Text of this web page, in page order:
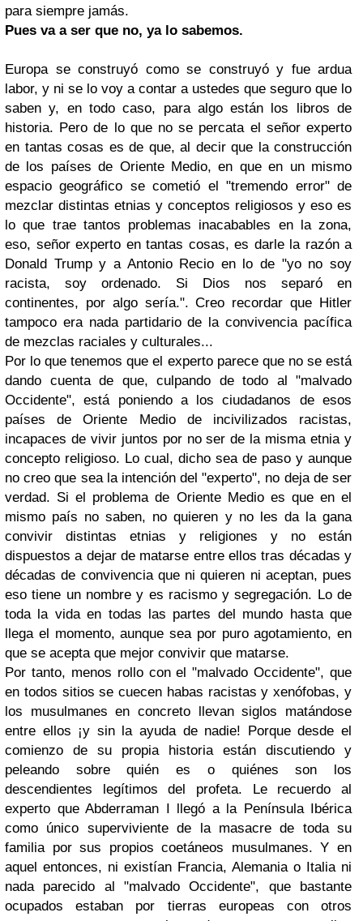
para siempre jamás.
Pues va a ser que no, ya lo sabemos.
Europa se construyó como se construyó y fue ardua
labor, y ni se lo voy a contar a ustedes que seguro que lo
saben y, en todo caso, para algo están los libros de
historia. Pero de lo que no se percata el señor experto
en tantas cosas es de que, al decir que la construcción
de los países de Oriente Medio, en que en un mismo
espacio geográfico se cometió el "tremendo error" de
mezclar distintas etnias y conceptos religiosos y eso es
lo que trae tantos problemas inacabables en la zona,
eso, señor experto en tantas cosas, es darle la razón a
Donald Trump y a Antonio Recio en lo de "yo no soy
racista, soy ordenado. Si Dios nos separó en
continentes, por algo sería.". Creo recordar que Hitler
tampoco era nada partidario de la convivencia pacífica
de mezclas raciales y culturales...
Por lo que tenemos que el experto parece que no se está
dando cuenta de que, culpando de todo al "malvado
Occidente", está poniendo a los ciudadanos de esos
países de Oriente Medio de incivilizados racistas,
incapaces de vivir juntos por no ser de la misma etnia y
concepto religioso. Lo cual, dicho sea de paso y aunque
no creo que sea la intención del "experto", no deja de ser
verdad. Si el problema de Oriente Medio es que en el
mismo país no saben, no quieren y no les da la gana
convivir distintas etnias y religiones y no están
dispuestos a dejar de matarse entre ellos tras décadas y
décadas de convivencia que ni quieren ni aceptan, pues
eso tiene un nombre y es racismo y segregación. Lo de
toda la vida en todas las partes del mundo hasta que
llega el momento, aunque sea por puro agotamiento, en
que se acepta que mejor convivir que matarse.
Por tanto, menos rollo con el "malvado Occidente", que
en todos sitios se cuecen habas racistas y xenófobas, y
los musulmanes en concreto llevan siglos matándose
entre ellos ¡y sin la ayuda de nadie! Porque desde el
comienzo de su propia historia están discutiendo y
peleando sobre quién es o quiénes son los
descendientes legítimos del profeta. Le recuerdo al
experto que Abderraman I llegó a la Península Ibérica
como único superviviente de la masacre de toda su
familia por sus propios coetáneos musulmanes. Y en
aquel entonces, ni existían Francia, Alemania o Italia ni
nada parecido al "malvado Occidente", que bastante
ocupados estaban por tierras europeas con otros